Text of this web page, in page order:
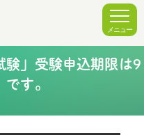
験」受験申込期限は9
す。